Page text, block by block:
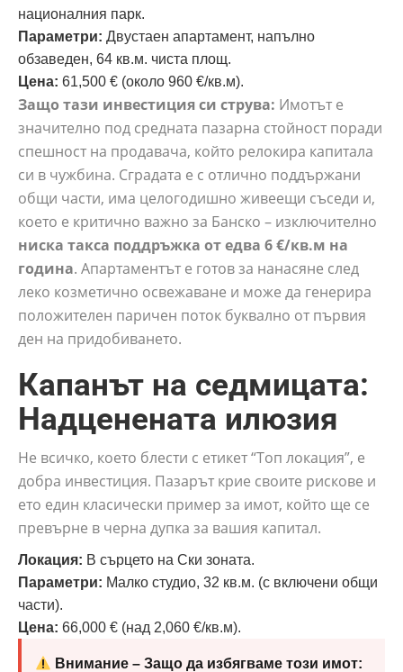
националния парк.
Параметри: Двустаен апартамент, напълно
обзаведен, 64 кв.м. чиста площ.
Цена: 61,500 € (около 960 €/кв.м).
Защо тази инвестиция си струва: Имотът е
значително под средната пазарна стойност поради
спешност на продавача, който релокира капитала
си в чужбина. Сградата е с отлично поддържани
общи части, има целогодишно живеещи съседи и,
което е критично важно за Банско – изключително
ниска такса поддръжка от едва 6 €/кв.м на
година. Апартаментът е готов за нанасяне след
леко козметично освежаване и може да генерира
положителен паричен поток буквално от първия
ден на придобиването.
Капанът на седмицата:
Надценената илюзия
Не всичко, което блести с етикет “Топ локация”, е
добра инвестиция. Пазарът крие своите рискове и
ето един класически пример за имот, който ще се
превърне в черна дупка за вашия капитал.
Локация: В сърцето на Ски зоната.
Параметри: Малко студио, 32 кв.м. (с включени общи
части).
Цена: 66,000 € (над 2,060 €/кв.м).
Внимание – Защо да избягваме този имот: